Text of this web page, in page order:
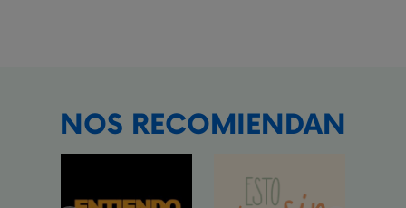
NOS RECOMIENDAN